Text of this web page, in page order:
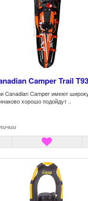
Camper Trail
Canadian Camper имеют
хорошо подойдут ..